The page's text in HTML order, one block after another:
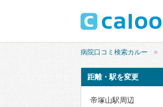
病院口コミ検索カルー
距離・駅を変更
帝塚山駅周辺